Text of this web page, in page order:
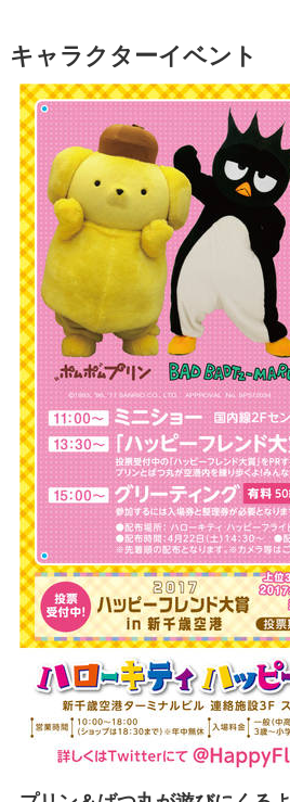
キャラクターイベント